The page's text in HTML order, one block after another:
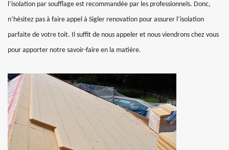
l’isolation par soufflage est recommandée par les professionnels. Donc,
n’hésitez pas à faire appel à Sigler renovation pour assurer l’isolation
parfaite de votre toit. Il suffit de nous appeler et nous viendrons chez vous
pour apporter notre savoir-faire en la matière.